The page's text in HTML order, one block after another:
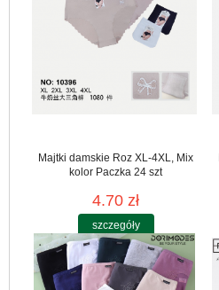
Majtki damskie Roz XL-4XL, Mix
kolor Paczka 24 szt
4.70 zł
szczegóły